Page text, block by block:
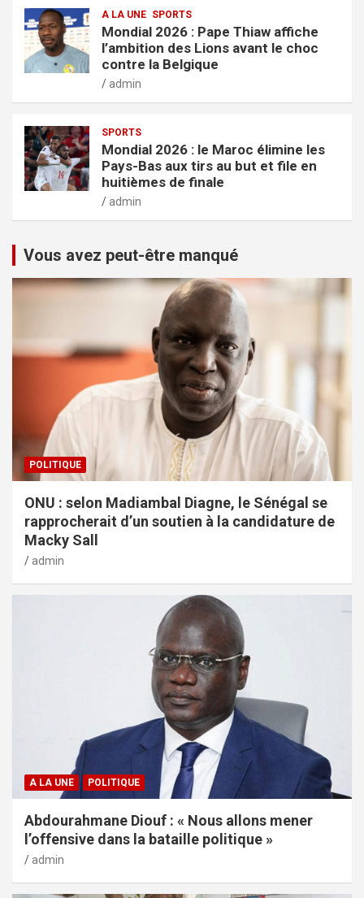
A LA UNE SPORTS
Mondial 2026 : Pape Thiaw affiche
l’ambition des Lions avant le choc
contre la Belgique
admin
SPORTS
Mondial 2026 : le Maroc élimine les
Pays-Bas aux tirs au but et file en
huitièmes de finale
admin
Vous avez peut-être manqué
POLITIQUE
ONU : selon Madiambal Diagne, le Sénégal se
rapprocherait d’un soutien à la candidature de
Macky Sall
admin
A LA UNE POLITIQUE
Abdourahmane Diouf : « Nous allons mener
l’offensive dans la bataille politique »
admin